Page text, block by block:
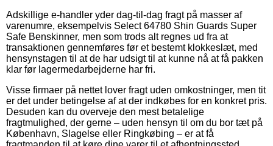
Adskillige e-handler yder dag-til-dag fragt på masser af
varenumre, eksempelvis Select 64780 Shin Guards Super
Safe Benskinner, men som trods alt regnes ud fra at
transaktionen gennemføres før et bestemt klokkeslæt, med
hensynstagen til at de har udsigt til at kunne nå at få pakken
klar før lagermedarbejderne har fri.
Visse firmaer på nettet lover fragt uden omkostninger, men tit
er det under betingelse af at der indkøbes for en konkret pris.
Desuden kan du overveje den mest betalelige
fragtmulighed, der gerne – uden hensyn til om du bor tæt på
København, Slagelse eller Ringkøbing – er at få